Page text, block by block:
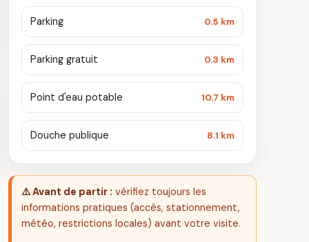
Parking 0.5 km
Parking gratuit 0.3 km
Point d'eau potable 10.7 km
Douche publique 8.1 km
⚠️ Avant de partir : vérifiez toujours les
informations pratiques (accès, stationnement,
météo, restrictions locales) avant votre visite.